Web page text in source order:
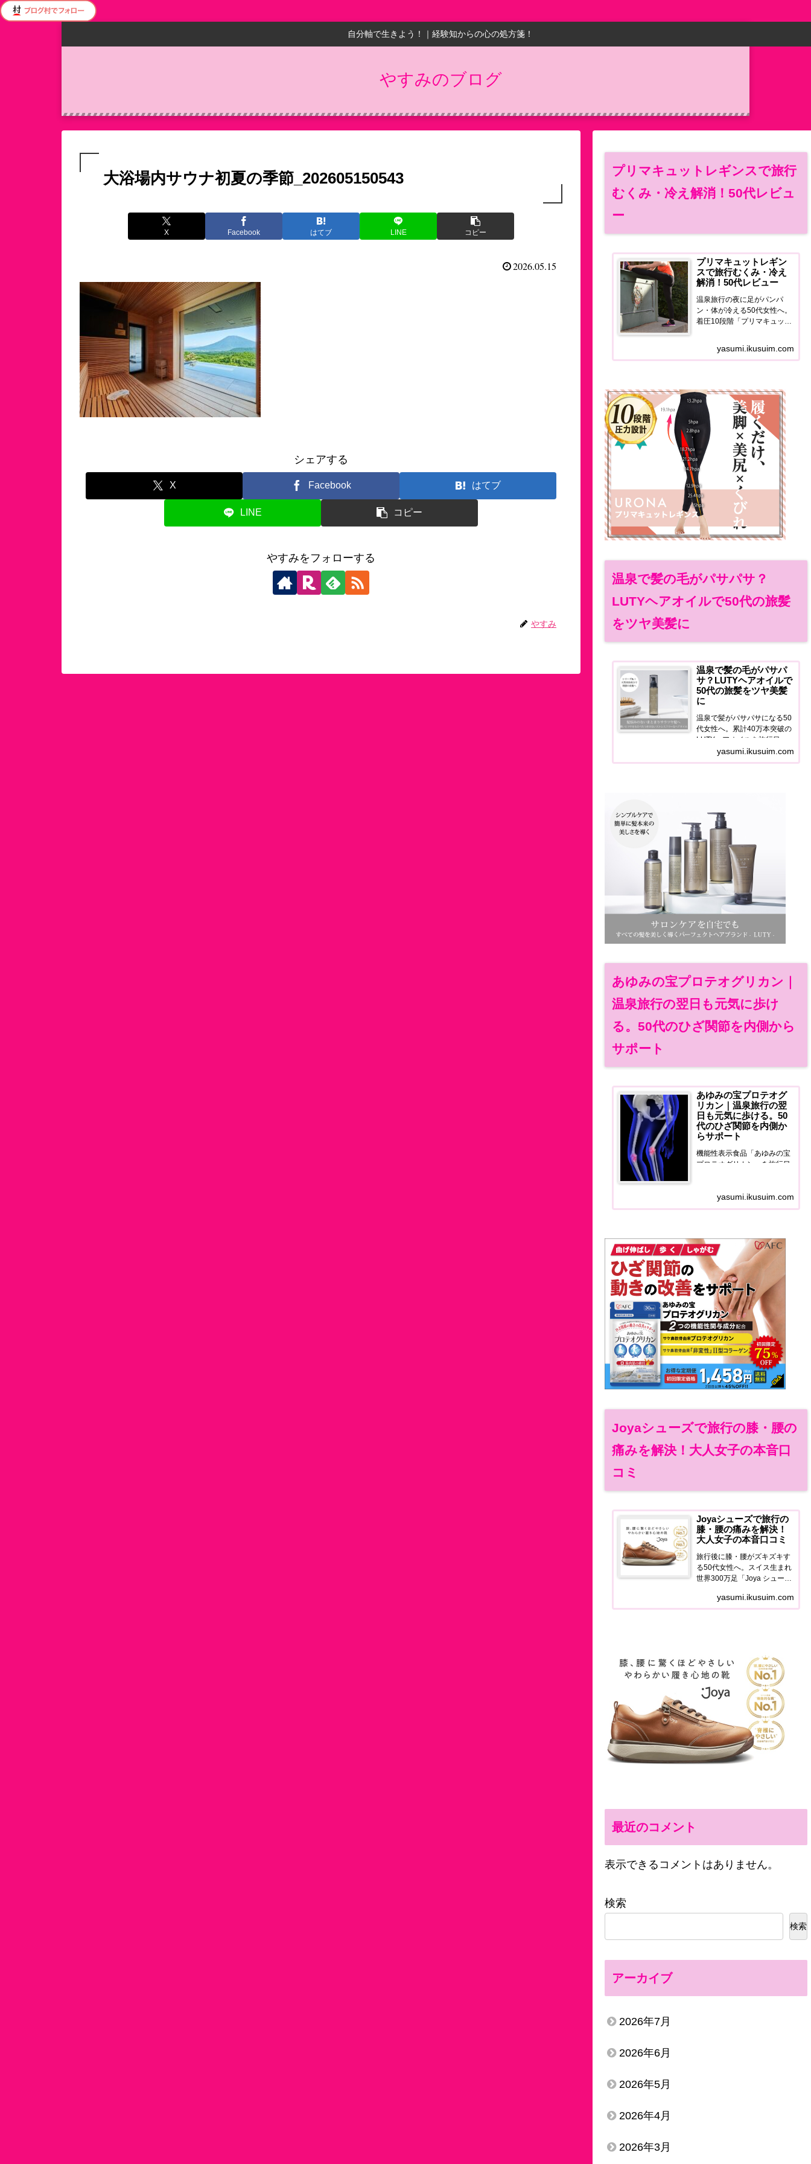
自分軸で生きよう！｜経験知からの心の処方箋！
やすみのブログ
大浴場内サウナ初夏の季節_202605150543
X Facebook はてブ LINE コピー
2026.05.15
シェアする
X Facebook はてブ
LINE コピー
やすみをフォローする
やすみ
プリマキュットレギンスで旅行
むくみ・冷え解消！50代レビュ
ー
プリマキュットレギン
スで旅行むくみ・冷え
解消！50代レビュー
温泉旅行の夜に足がパンパ
ン・体が冷える50代女性へ。
着圧10段階「プリマキュット
の足の軽さが全然違います。
yasumi.ikusuim.com
温泉で髪の毛がパサパサ？
LUTYヘアオイルで50代の旅髪
をツヤ美髪に
温泉で髪の毛がパサパ
サ？LUTYヘアオイルで
50代の旅髪をツヤ美髪
に
温泉で髪がパサパサになる50
代女性へ。累計40万本突破の
LUTYヘアオイルを旅行目線
で正直レビュー。泉質ダメー
ジ・宿のドライヤー問題を解
yasumi.ikusuim.com
あゆみの宝プロテオグリカン｜
温泉旅行の翌日も元気に歩け
る。50代のひざ関節を内側から
サポート
あゆみの宝プロテオグ
リカン｜温泉旅行の翌
日も元気に歩ける。50
代のひざ関節を内側か
らサポート
機能性表示食品「あゆみの宝
プロテオグリカン」を旅行目
へ、ひざ関節と筋肉量をダブ
ルサポートするサプリの正直
ートする。
yasumi.ikusuim.com
Joyaシューズで旅行の膝・腰の
痛みを解決！大人女子の本音口
コミ
Joyaシューズで旅行の
膝・腰の痛みを解決！
大人女子の本音口コミ
旅行後に膝・腰がズキズキす
る50代女性へ。スイス生まれ
世界300万足「Joya シュー
を正直レポート。旅を最後ま
で歩き切れる足元に
yasumi.ikusuim.com
最近のコメント
表示できるコメントはありません。
検索
検索
アーカイブ
2026年7月
2026年6月
2026年5月
2026年4月
2026年3月